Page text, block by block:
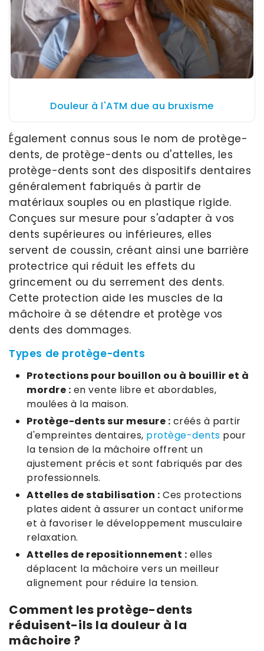
Douleur à l'ATM due au bruxisme
Également connus sous le nom de protège-
dents, de protège-dents ou d'attelles, les
protège-dents sont des dispositifs dentaires
généralement fabriqués à partir de
matériaux souples ou en plastique rigide.
Conçues sur mesure pour s'adapter à vos
dents supérieures ou inférieures, elles
servent de coussin, créant ainsi une barrière
protectrice qui réduit les effets du
grincement ou du serrement des dents.
Cette protection aide les muscles de la
mâchoire à se détendre et protège vos
dents des dommages.
Types de protège-dents
Protections pour bouillon ou à bouillir et à
mordre : en vente libre et abordables,
moulées à la maison.
Protège-dents sur mesure : créés à partir
d'empreintes dentaires, protège-dents pour
la tension de la mâchoire offrent un
ajustement précis et sont fabriqués par des
professionnels.
Attelles de stabilisation : Ces protections
plates aident à assurer un contact uniforme
et à favoriser le développement musculaire
relaxation.
Attelles de repositionnement : elles
déplacent la mâchoire vers un meilleur
alignement pour réduire la tension.
Comment les protège-dents
réduisent-ils la douleur à la
mâchoire ?